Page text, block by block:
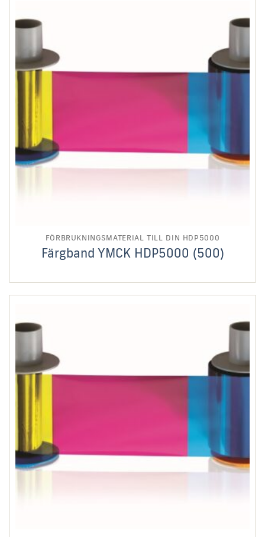
FÖRBRUKNINGSMATERIAL TILL DIN HDP5000
Färgband YMCK HDP5000 (500)